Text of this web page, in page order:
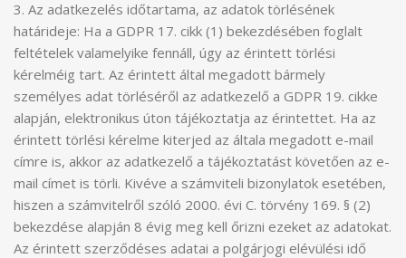
3. Az adatkezelés időtartama, az adatok törlésének
határideje: Ha a GDPR 17. cikk (1) bekezdésében foglalt
feltételek valamelyike fennáll, úgy az érintett törlési
kérelméig tart. Az érintett által megadott bármely
személyes adat törléséről az adatkezelő a GDPR 19. cikke
alapján, elektronikus úton tájékoztatja az érintettet. Ha az
érintett törlési kérelme kiterjed az általa megadott e-mail
címre is, akkor az adatkezelő a tájékoztatást követően az e-
mail címet is törli. Kivéve a számviteli bizonylatok esetében,
hiszen a számvitelről szóló 2000. évi C. törvény 169. § (2)
bekezdése alapján 8 évig meg kell őrizni ezeket az adatokat.
Az érintett szerződéses adatai a polgárjogi elévülési idő